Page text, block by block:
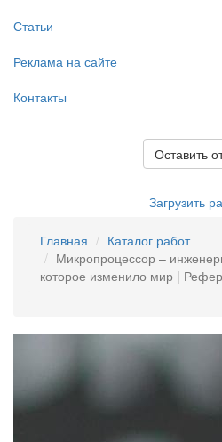
Статьи
Реклама на сайте
Контакты
Оставить
Загрузить
Главная
Каталог работ
Микропроцессор –
которое изменило мир |